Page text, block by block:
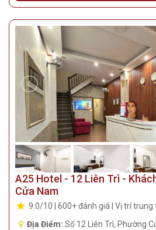
A25 Hotel - 12 Liên Trì -
Cửa Nam
9.0/10 | 600+ đánh giá | Vị trí trung
Địa Điểm: Số 12 Liên Trì, Phường